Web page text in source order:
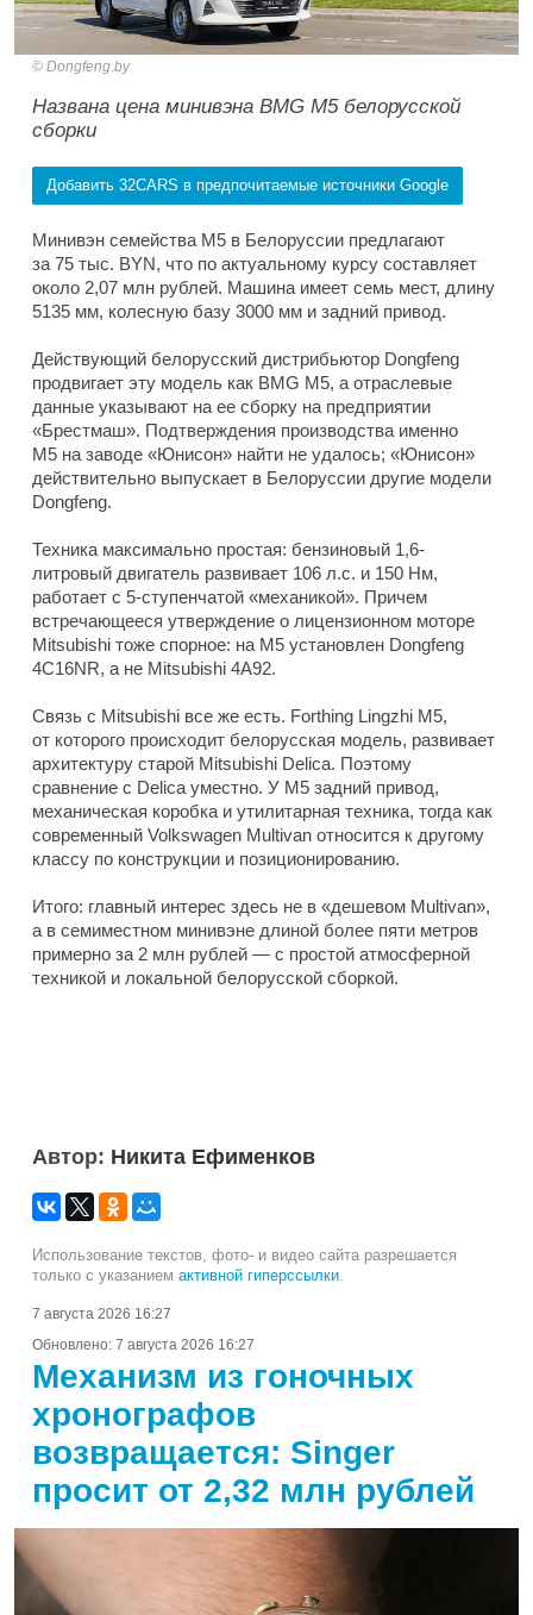
Dongfeng.by
Названа цена минивэна BMG M5 белорусской
сборки
Добавить 32CARS в предпочитаемые источники Google
Минивэн семейства M5 в Белоруссии предлагают
за 75 тыс. BYN, что по актуальному курсу составляет
около 2,07 млн рублей. Машина имеет семь мест, длину
5135 мм, колесную базу 3000 мм и задний привод.
Действующий белорусский дистрибьютор Dongfeng
продвигает эту модель как BMG M5, а отраслевые
данные указывают на ее сборку на предприятии
«Брестмаш». Подтверждения производства именно
M5 на заводе «Юнисон» найти не удалось; «Юнисон»
действительно выпускает в Белоруссии другие модели
Dongfeng.
Техника максимально простая: бензиновый 1,6-
литровый двигатель развивает 106 л.с. и 150 Нм,
работает с 5-ступенчатой «механикой». Причем
встречающееся утверждение о лицензионном моторе
Mitsubishi тоже спорное: на M5 установлен Dongfeng
4C16NR, а не Mitsubishi 4A92.
Связь с Mitsubishi все же есть. Forthing Lingzhi M5,
от которого происходит белорусская модель, развивает
архитектуру старой Mitsubishi Delica. Поэтому
сравнение с Delica уместно. У M5 задний привод,
механическая коробка и утилитарная техника, тогда как
современный Volkswagen Multivan относится к другому
классу по конструкции и позиционированию.
Итого: главный интерес здесь не в «дешевом Multivan»,
а в семиместном минивэне длиной более пяти метров
примерно за 2 млн рублей — с простой атмосферной
техникой и локальной белорусской сборкой.
Автор: Никита Ефименков
Использование текстов, фото- и видео сайта разрешается
только с указанием активной гиперссылки
7 августа 2026 16:27
Обновлено: 7 августа 2026 16:27
Механизм из гоночных
хронографов
возвращается: Singer
просит от 2,32 млн рублей